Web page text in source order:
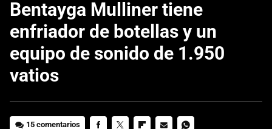
Bentayga Mulliner tiene
enfriador de botellas y un
equipo de sonido de 1.950
vatios
15 comentarios